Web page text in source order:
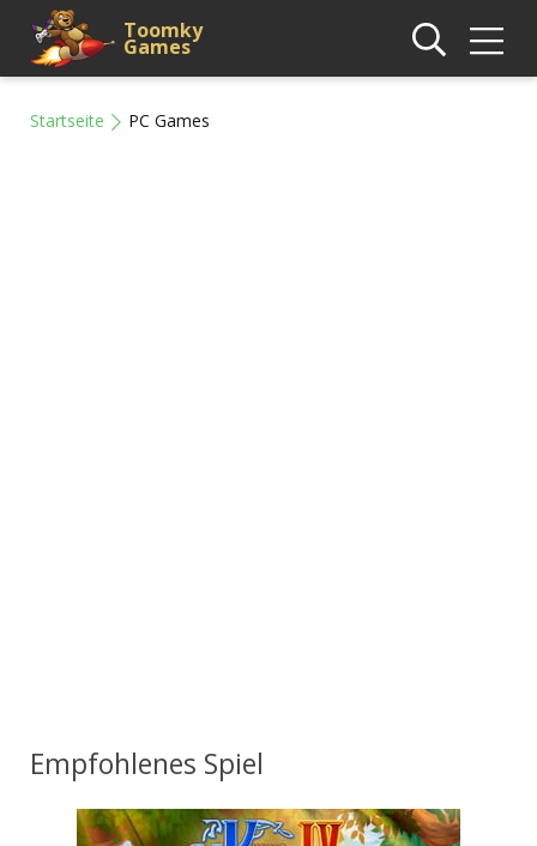
Toomky
Games
Startseite PC Games
Empfohlenes Spiel